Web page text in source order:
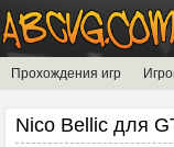
Прохождения игр
Nico Bellic для